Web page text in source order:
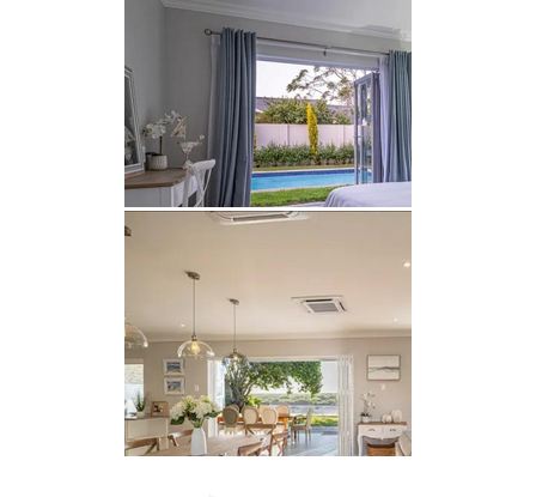
zum Schwimmen, Kanufahren und Angeln.
SEHENSWÜRDIGKEITEN
Da der Addo-Elefanten-Nationalpark nur 4,5 km
entfernt ist, erwarten Sie Safari-Abenteuer nur
wenige Minuten vom The River House entfernt.
Besucher können auch das Alexandria Dune Field
erkunden, am Privatstrand von Colchester
entspannen oder das Peasland Waterhole
Sie den Nervenkitzel von Outdoor-Aktivitäten oder
die Ruhe der Flussaussicht suchen, The River
House bietet das Beste aus beiden Welten direkt
vor Ihrer Haustür.